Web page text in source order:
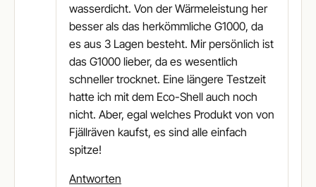
wasserdicht. Von der Wärmeleistung her
besser als das herkömmliche G1000, da
es aus 3 Lagen besteht. Mir persönlich ist
das G1000 lieber, da es wesentlich
schneller trocknet. Eine längere Testzeit
hatte ich mit dem Eco-Shell auch noch
nicht. Aber, egal welches Produkt von von
Fjällräven kaufst, es sind alle einfach
spitze!
Antworten